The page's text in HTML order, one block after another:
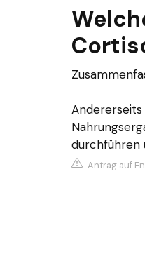
durchführen
Antrag auf